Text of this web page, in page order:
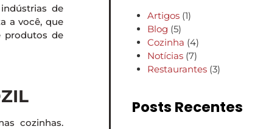
de
a você, que
produtos de
cozinhas.
Artigos(1)
Blog (5)
Cozinha (4)
Notícias(7)
Restaurantes(3)
Posts Recentes